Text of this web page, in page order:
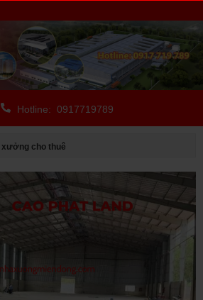
Hotline: 0917719789
xưởng cho thuê
Bình Dương
TÂN UYÊN, BÌNH DƯƠNG, DIỆN TÍCH: